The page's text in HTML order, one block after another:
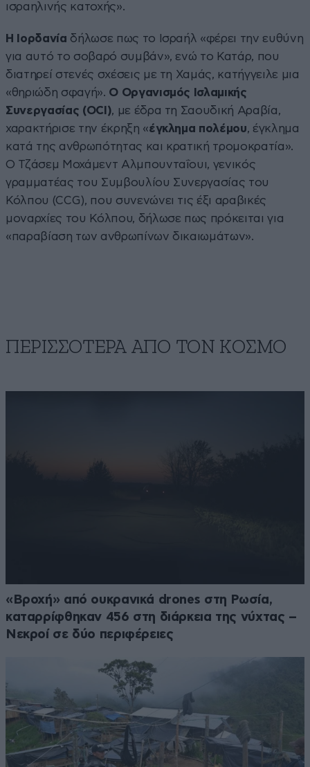
ισραηλινής κατοχής».
Η Ιορδανία δήλωσε πως το Ισραήλ «φέρει την ευθύνη
για αυτό το σοβαρό συμβάν», ενώ το Κατάρ, που
διατηρεί στενές σχέσεις με τη Χαμάς, κατήγγειλε μια
«θηριώδη σφαγή». Ο Οργανισμός Ισλαμικής
Συνεργασίας (OCI), με έδρα τη Σαουδική Αραβία,
χαρακτήρισε την έκρηξη «έγκλημα πολέμου, έγκλημα
κατά της ανθρωπότητας και κρατική τρομοκρατία».
Ο Τζάσεμ Μοχάμεντ Αλμπουνταΐουι, γενικός
γραμματέας του Συμβουλίου Συνεργασίας του
Κόλπου (CCG), που συνενώνει τις έξι αραβικές
μοναρχίες του Κόλπου, δήλωσε πως πρόκειται για
«παραβίαση των ανθρωπίνων δικαιωμάτων».
ΠΕΡΙΣΣΟΤΕΡΑ ΑΠΟ ΤΟΝ ΚΟΣΜΟ
«Βροχή» από ουκρανικά drones στη Ρωσία,
καταρρίφθηκαν 456 στη διάρκεια της νύχτας –
Νεκροί σε δύο περιφέρειες